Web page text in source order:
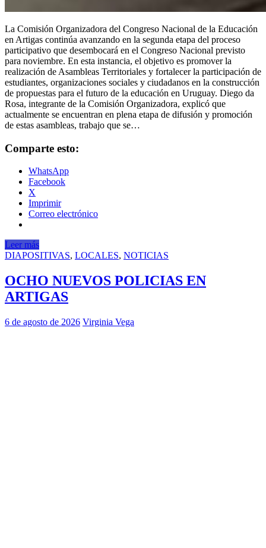
La Comisión Organizadora del Congreso Nacional de la Educación
en Artigas continúa avanzando en la segunda etapa del proceso
participativo que desembocará en el Congreso Nacional previsto
para noviembre. En esta instancia, el objetivo es promover la
realización de Asambleas Territoriales y fortalecer la participación de
estudiantes, organizaciones sociales y ciudadanos en la construcción
de propuestas para el futuro de la educación en Uruguay. Diego da
Rosa, integrante de la Comisión Organizadora, explicó que
actualmente se encuentran en plena etapa de difusión y promoción
de estas asambleas, trabajo que se…
Comparte esto:
WhatsApp
Facebook
X
Imprimir
Correo electrónico
Leer más
DIAPOSITIVAS, LOCALES, NOTICIAS
OCHO NUEVOS POLICIAS EN
ARTIGAS
6 de agosto de 2026 Virginia Vega